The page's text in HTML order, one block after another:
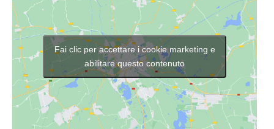
Fai clic per accettare i cookie marketing e
abilitare questo contenuto